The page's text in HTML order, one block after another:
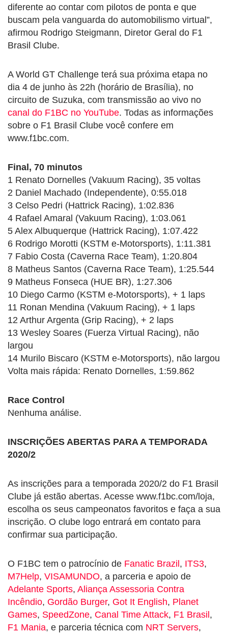
diferente ao contar com pilotos de ponta e que
buscam pela vanguarda do automobilismo virtual”,
afirmou Rodrigo Steigmann, Diretor Geral do F1
Brasil Clube.
A World GT Challenge terá sua próxima etapa no
dia 4 de junho às 22h (horário de Brasília), no
circuito de Suzuka, com transmissão ao vivo no
canal do F1BC no YouTube. Todas as informações
sobre o F1 Brasil Clube você confere em
www.f1bc.com.
Final, 70 minutos
1 Renato Dornelles (Vakuum Racing), 35 voltas
2 Daniel Machado (Independente), 0:55.018
3 Celso Pedri (Hattrick Racing), 1:02.836
4 Rafael Amaral (Vakuum Racing), 1:03.061
5 Alex Albuquerque (Hattrick Racing), 1:07.422
6 Rodrigo Morotti (KSTM e-Motorsports), 1:11.381
7 Fabio Costa (Caverna Race Team), 1:20.804
8 Matheus Santos (Caverna Race Team), 1:25.544
9 Matheus Fonseca (HUE BR), 1:27.306
10 Diego Carmo (KSTM e-Motorsports), + 1 laps
11 Ronan Mendina (Vakuum Racing), + 1 laps
12 Arthur Argenta (Grip Racing), + 2 laps
13 Wesley Soares (Fuerza Virtual Racing), não
largou
14 Murilo Biscaro (KSTM e-Motorsports), não largou
Volta mais rápida: Renato Dornelles, 1:59.862
Race Control
Nenhuma análise.
INSCRIÇÕES ABERTAS PARA A TEMPORADA
2020/2
As inscrições para a temporada 2020/2 do F1 Brasil
Clube já estão abertas. Acesse www.f1bc.com/loja,
escolha os seus campeonatos favoritos e faça a sua
inscrição. O clube logo entrará em contato para
confirmar sua participação.
O F1BC tem o patrocínio de Fanatic Brazil, ITS3,
M7Help, VISAMUNDO, a parceria e apoio de
Adelante Sports, Aliança Assessoria Contra
Incêndio, Gordão Burger, Got It English, Planet
Games, SpeedZone, Canal Time Attack, F1 Brasil,
F1 Mania, e parceria técnica com NRT Servers,